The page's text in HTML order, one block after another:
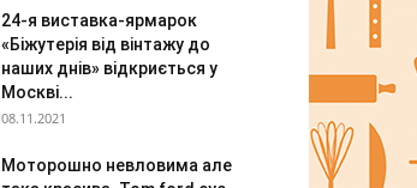
24-я виставка-ярмарок
«Біжутерія від вінтажу до
наших днів» відкриється у
Москві...
08.11.2021
Моторошно невловима але